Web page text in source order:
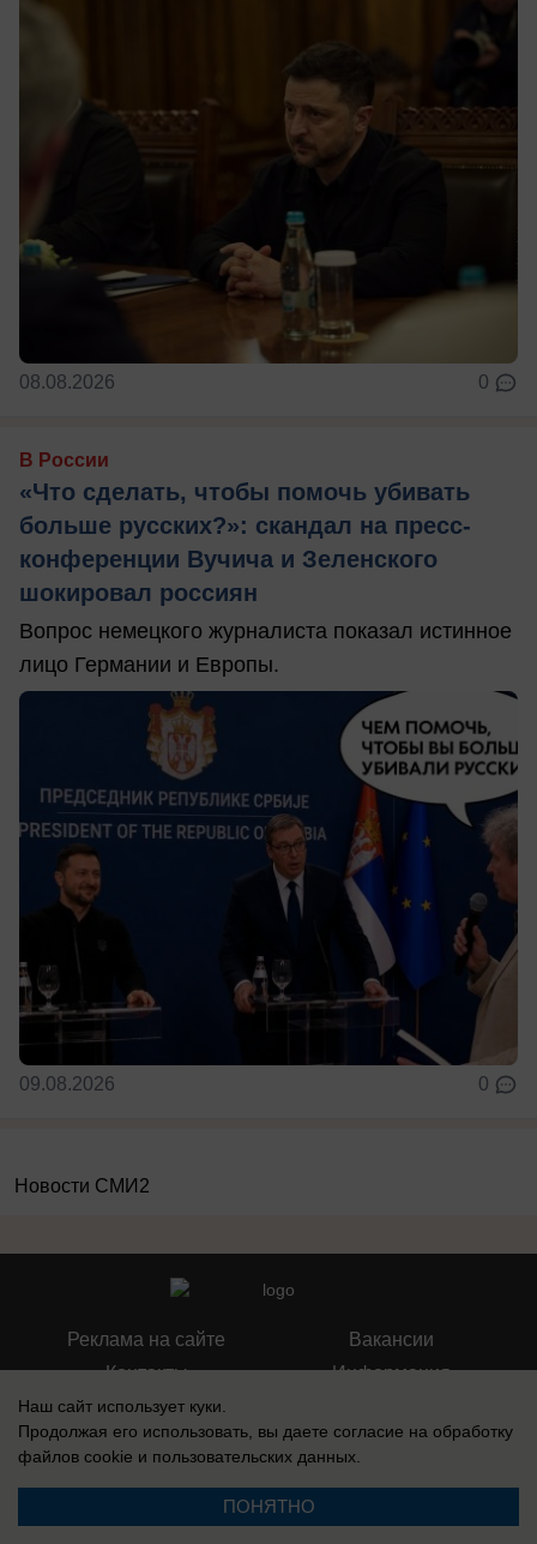
08.08.2026 0
В России
«Что сделать, чтобы помочь убивать
больше русских?»: скандал на пресс-
конференции Вучича и Зеленского
шокировал россиян
Вопрос немецкого журналиста показал истинное
лицо Германии и Европы.
09.08.2026 0
Новости СМИ2
Реклама на сайте
Контакты
Вакансии
Информация
Запись о регистрации СМИ: Эл № ФС 77-73438, выдано Федеральной
службой по надзору в сфере связи, информационных технологий и
Наш сайт использует куки.
Продолжая его использовать, вы даете согласие на обработку
файлов cookie и пользовательских данных.
ПОНЯТНО